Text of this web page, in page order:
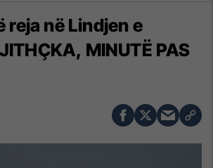
reja në Lindjen e
MINUTË PAS